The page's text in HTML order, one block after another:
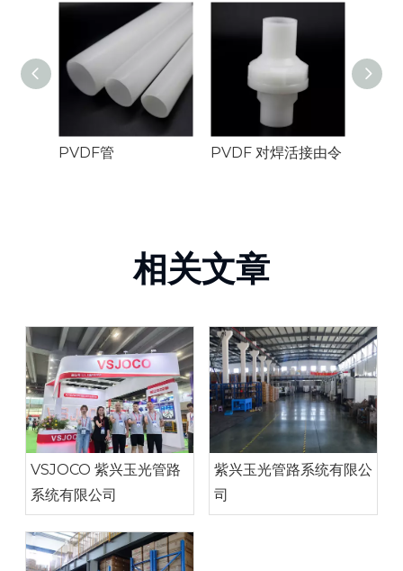
PVDF管 PVDF 对焊活接由令
相关文章
VSJOCO 紫兴玉光管路
系统有限公司
紫兴玉光管路系统有限公
司